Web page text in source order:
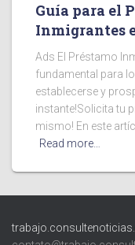
Guía para el
Inmigrantes
Ads El Préstamo
fundamental para
establecerse y
instante!Solicita tu
mismo! En este
Read more…